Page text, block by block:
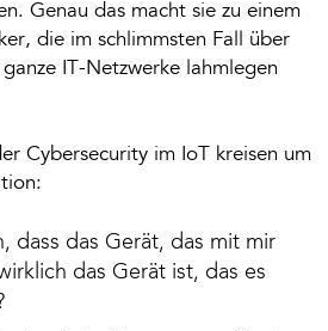
Genau das macht sie zu einem
die im schlimmsten Fall über
IT-Netzwerke lahmlegen
Cybersecurity im IoT kreisen um
dass das Gerät, das mit mir
das Gerät ist, das es